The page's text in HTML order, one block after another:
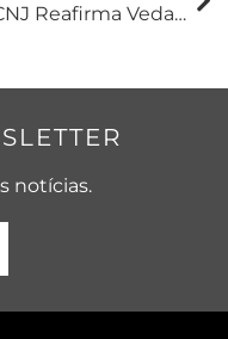
CNJ Reafirma Vedação De Exigência De Certidões Negativas De Débitos Para Registro De Imóveis
notícias.